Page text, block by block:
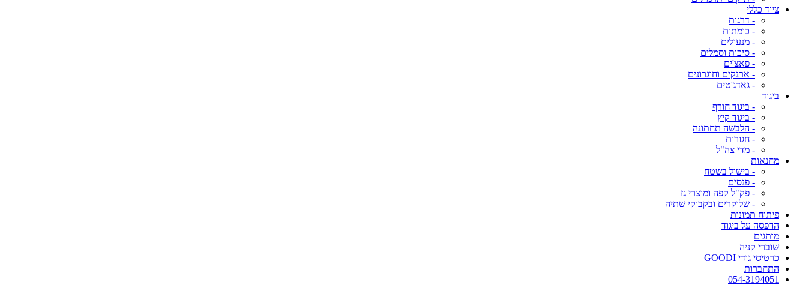
ציוד כללי
- דרגות
- כומתות
- מנעולים
- סיכות וסמלים
- פאצ'ים
- ארנקים וחוגרונים
- גאדג'טים
ביגוד
- ביגוד חורף
- ביגוד קיץ
- הלבשה תחתונה
- חגורות
- מדי צה"ל
מחנאות
- בישול בשטח
- פנסים
- פק"ל קפה ומוצרי גז
- שלוקרים ובקבוקי שתיה
פיתוח תמונות
הדפסה על ביגוד
מותגים
שוברי קניה
כרטיסי גודי GOODI
התחברות
054-3194051